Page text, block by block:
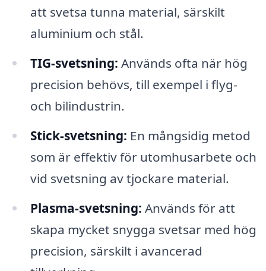
att svetsa tunna material, särskilt
aluminium och stål.
TIG-svetsning: Används ofta när hög
precision behövs, till exempel i flyg-
och bilindustrin.
Stick-svetsning: En mångsidig metod
som är effektiv för utomhusarbete och
vid svetsning av tjockare material.
Plasma-svetsning: Används för att
skapa mycket snygga svetsar med hög
precision, särskilt i avancerad